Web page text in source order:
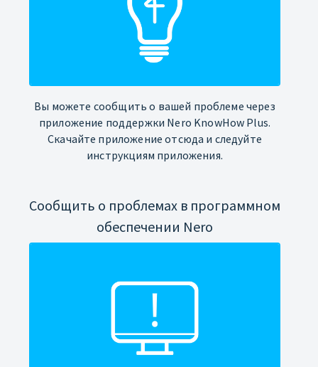
Вы можете сообщить о вашей проблеме через
приложение поддержки Nero KnowHow Plus.
Скачайте приложение отсюда и следуйте
инструкциям приложения.
Сообщить о проблемах в программном
обеспечении Nero